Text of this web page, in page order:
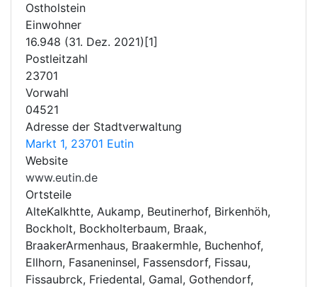
Ostholstein
Einwohner
16.948 (31. Dez. 2021)[1]
Postleitzahl
23701
Vorwahl
04521
Adresse der Stadtverwaltung
Markt 1, 23701 Eutin
Website
www.eutin.de
Ortsteile
AlteKalkhtte, Aukamp, Beutinerhof, Birkenhöh,
Bockholt, Bockholterbaum, Braak,
BraakerArmenhaus, Braakermhle, Buchenhof,
Ellhorn, Fasaneninsel, Fassensdorf, Fissau,
Fissaubrck, Friedental, Gamal, Gothendorf,